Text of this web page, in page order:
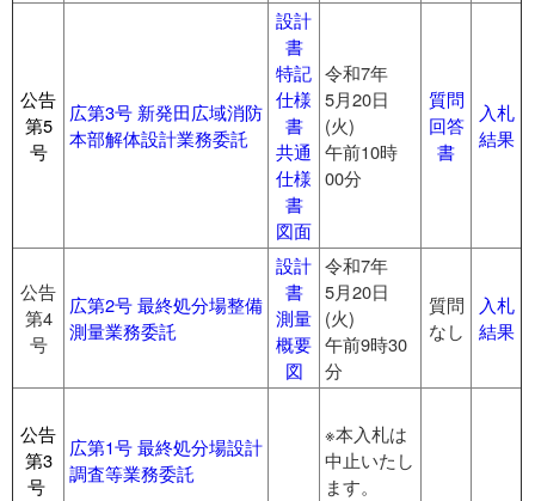
公告
第5
号
広第3号 新発田広域消防
本部解体設計業務委託
設計
書
特記
仕様
書
共通
仕様
書
図面
令和7年
5月20日
(火)
午前10時
00分
質問
回答
書
入札
結果
公告
第4
号
広第2号 最終処分場整備
測量業務委託
設計
書
測量
概要
図
令和7年
5月20日
(火)
午前9時30
分
質問
なし
入札
結果
公告
第3
号
広第1号 最終処分場設計
調査等業務委託
※本入札は
中止いたし
ます。